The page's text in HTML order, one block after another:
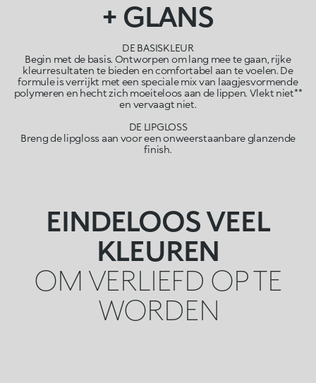
+ GLANS
DE BASISKLEUR
Begin met de basis. Ontworpen om lang mee te gaan, rijke
kleurresultaten te bieden en comfortabel aan te voelen. De
formule is verrijkt met een speciale mix van laagjesvormende
polymeren en hecht zich moeiteloos aan de lippen. Vlekt niet**
en vervaagt niet.
DE LIPGLOSS
Breng de lipgloss aan voor een onweerstaanbare glanzende
finish.
EINDELOOS VEEL
KLEUREN
OM VERLIEFD OP TE
WORDEN